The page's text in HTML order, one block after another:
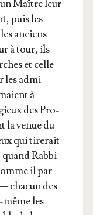
Maître leur
puis les
anciens
à tour, ils
et celle
les admi­
à
des Pro­
la venue du
qui tire­rait
quand Rab­bi
il par­
cha­cun des
les